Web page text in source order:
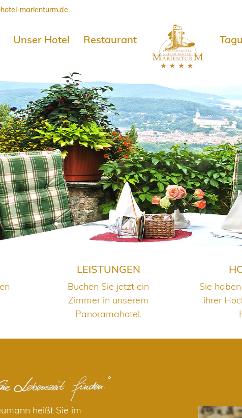
marienturm.de
Unser Hotel Restaurant
LEISTUNGEN
Buchen Sie jetzt ein
Zimmer in unserem
Panoramahotel.
Sie
ihrer
heißt Sie im